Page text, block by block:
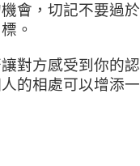
會，切記不要過於
。
對方感受到你的認
的相處可以增添一